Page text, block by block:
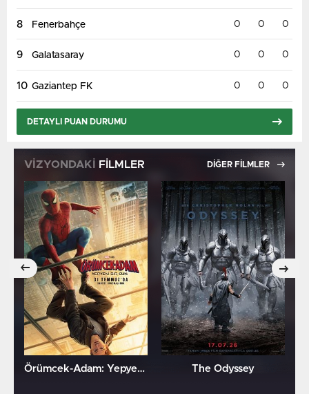
8 Fenerbahçe 0 0 0
9 Galatasaray 0 0 0
10 Gaziantep FK 0 0 0
DETAYLI PUAN DURUMU
VİZYONDAKİ FİLMLER DİĞER FİLMLER
Örümcek-Adam: Yepyeni Bir Gün The Odyssey